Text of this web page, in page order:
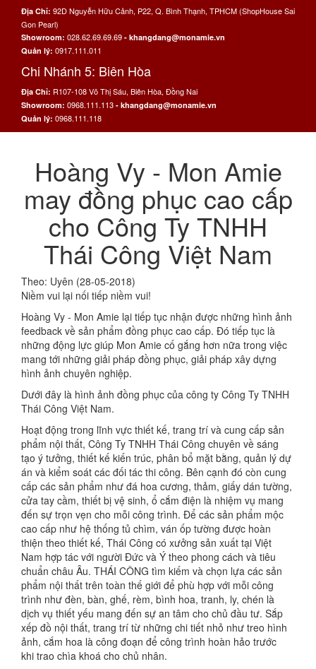
Địa Chỉ: 92D Nguyễn Hữu Cảnh, P22, Q. Bình Thạnh, TPHCM (ShopHouse Sai
Gon Pearl)
Showroom: 028.62.69.69.69 - khangdang@monamie.vn
Quản lý: 0917.111.011
Chi Nhánh 5: Biên Hòa
Địa Chỉ: R107-108 Võ Thị Sáu, Biên Hòa, Đồng Nai
Showroom: 0968.111.113 - khangdang@monamie.vn
Quản lý: 0968.111.118
Hoàng Vy - Mon Amie
may đồng phục cao cấp
cho Công Ty TNHH
Thái Công Việt Nam
Theo: Uyên (28-05-2018)
Niềm vui lại nối tiếp niềm vui!
Hoàng Vy - Mon Amie lại tiếp tục nhận được những hình ảnh
feedback về sản phẩm đồng phục cao cấp. Đó tiếp tục là
những động lực giúp Mon Amie cố gắng hơn nữa trong việc
mang tới những giải pháp đồng phục, giải pháp xây dựng
hình ảnh chuyên nghiệp.
Dưới đây là hình ảnh đồng phục của công ty Công Ty TNHH
Thái Công Việt Nam.
Hoạt động trong lĩnh vực thiết kế, trang trí và cung cấp sản
phẩm nội thất, Công Ty TNHH Thái Công chuyên về sáng
tạo ý tưởng, thiết kế kiến trúc, phân bổ mặt bằng, quản lý dự
án và kiểm soát các đối tác thi công. Bên cạnh đó còn cung
cấp các sản phẩm như đá hoa cương, thảm, giấy dán tường,
cửa tay cầm, thiết bị vệ sinh, ổ cắm điện là nhiệm vụ mang
đến sự trọn vẹn cho mỗi công trình. Để các sản phẩm mộc
cao cấp như hệ thống tủ chìm, ván ốp tường được hoàn
thiện theo thiết kế, Thái Công có xưởng sản xuất tại Việt
Nam hợp tác với người Đức và Ý theo phong cách và tiêu
chuẩn châu Âu. THÁI CÔNG tìm kiếm và chọn lựa các sản
phẩm nội thất trên toàn thế giới để phù hợp với mỗi công
trình như đèn, bàn, ghế, rèm, bình hoa, tranh, ly, chén là
dịch vụ thiết yếu mang đến sự an tâm cho chủ đầu tư. Sắp
xếp đồ nội thất, trang trí từ những chi tiết nhỏ như treo hình
ảnh, cắm hoa là công đoạn để công trình hoàn hảo trước
khi trao chìa khoá cho chủ nhân.